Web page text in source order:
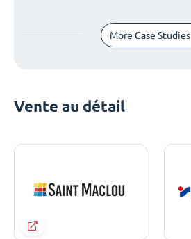
More Case Studies
Vente au détail